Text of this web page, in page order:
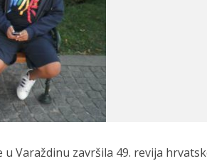
u Varaždinu završila 49. revija